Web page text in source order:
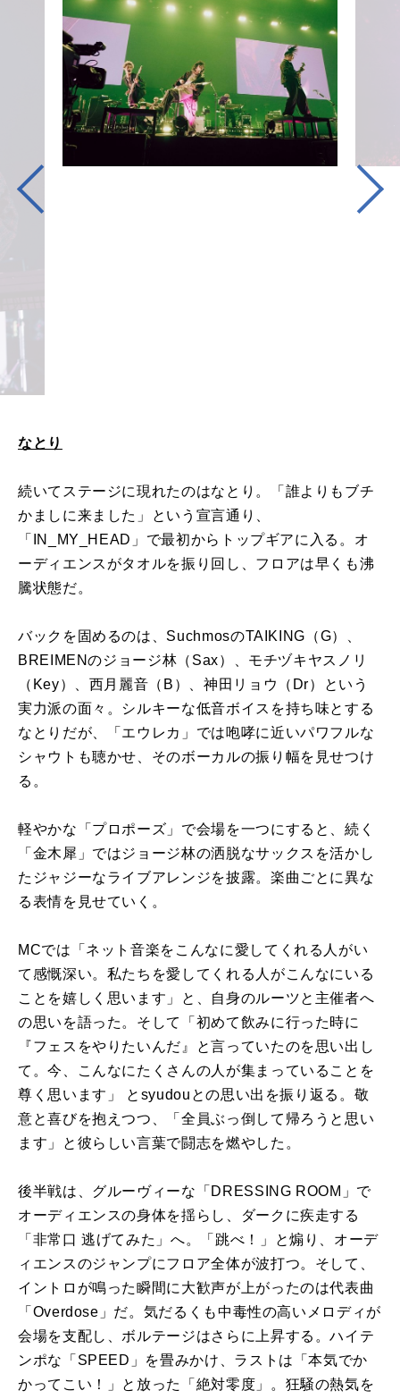
なとり
続いてステージに現れたのはなとり。「誰よりもブチ
かましに来ました」という宣言通り、
「IN_MY_HEAD」で最初からトップギアに入る。オ
ーディエンスがタオルを振り回し、フロアは早くも沸
騰状態だ。
バックを固めるのは、SuchmosのTAIKING（G）、
BREIMENのジョージ林（Sax）、モチヅキヤスノリ
（Key）、西月麗音（B）、神田リョウ（Dr）という
実力派の面々。シルキーな低音ボイスを持ち味とする
なとりだが、「エウレカ」では咆哮に近いパワフルな
シャウトも聴かせ、そのボーカルの振り幅を見せつけ
る。
軽やかな「プロポーズ」で会場を一つにすると、続く
「金木犀」ではジョージ林の洒脱なサックスを活かし
たジャジーなライブアレンジを披露。楽曲ごとに異な
る表情を見せていく。
MCでは「ネット音楽をこんなに愛してくれる人がい
て感慨深い。私たちを愛してくれる人がこんなにいる
ことを嬉しく思います」と、自身のルーツと主催者へ
の思いを語った。そして「初めて飲みに行った時に
『フェスをやりたいんだ』と言っていたのを思い出し
て。今、こんなにたくさんの人が集まっていることを
尊く思います」 とsyudouとの思い出を振り返る。敬
意と喜びを抱えつつ、「全員ぶっ倒して帰ろうと思い
ます」と彼らしい言葉で闘志を燃やした。
後半戦は、グルーヴィーな「DRESSING ROOM」で
オーディエンスの身体を揺らし、ダークに疾走する
「非常口 逃げてみた」へ。「跳べ！」と煽り、オーデ
ィエンスのジャンプにフロア全体が波打つ。そして、
イントロが鳴った瞬間に大歓声が上がったのは代表曲
「Overdose」だ。気だるくも中毒性の高いメロディが
会場を支配し、ボルテージはさらに上昇する。ハイテ
ンポな「SPEED」を畳みかけ、ラストは「本気でか
かってこい！」と放った「絶対零度」。狂騒の熱気を